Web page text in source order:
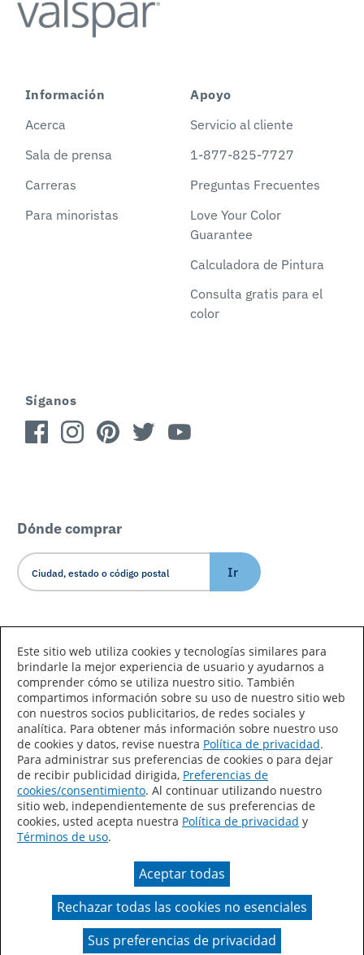
Información
Acerca
Sala de prensa
Carreras
Para minoristas
Apoyo
Servicio al cliente
1-877-825-7727
Preguntas Frecuentes
Love Your Color
Guarantee
Calculadora de Pintura
Consulta gratis para el
color
Síganos
Dónde comprar
Ir
Declaración de accesibilidad
Mapa del sitio
Términos de uso
Privacidad
Sus preferencias de privacidad
Ley de Cadenas de Suministro de California
Un color real puede variar en comparación con la
presentación en pantalla.
Este sitio web utiliza cookies y tecnologías similares para
brindarle la mejor experiencia de usuario y ayudarnos a
comprender cómo se utiliza nuestro sitio. También
compartimos información sobre su uso de nuestro sitio web
con nuestros socios publicitarios, de redes sociales y
analítica. Para obtener más información sobre nuestro uso
de cookies y datos, revise nuestra Política de privacidad.
Para administrar sus preferencias de cookies o para dejar
de recibir publicidad dirigida, Preferencias de
cookies/consentimiento. Al continuar utilizando nuestro
sitio web, independientemente de sus preferencias de
cookies, usted acepta nuestra Política de privacidad y
Términos de uso.
Aceptar todas
Rechazar todas las cookies no esenciales
Sus preferencias de privacidad